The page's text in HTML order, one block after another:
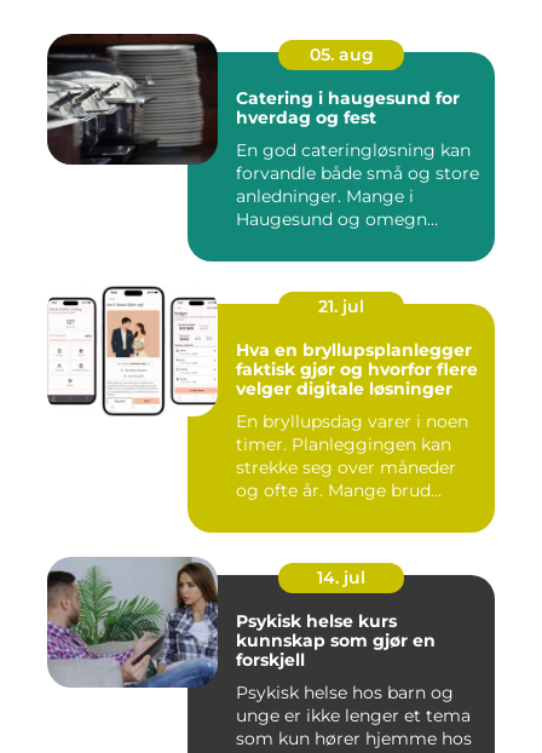
05. aug
Catering i haugesund for
hverdag og fest
En god cateringløsning kan
forvandle både små og store
anledninger. Mange i
Haugesund og omegn
21. jul
Hva en bryllupsplanlegger
faktisk gjør og hvorfor flere
velger digitale løsninger
En bryllupsdag varer i noen
timer. Planleggingen kan
strekke seg over måneder
og ofte år. Mange brud...
14. jul
Psykisk helse kurs
kunnskap som gjør en
forskjell
Psykisk helse hos barn og
unge er ikke lenger et tema
som kun hører hjemme hos